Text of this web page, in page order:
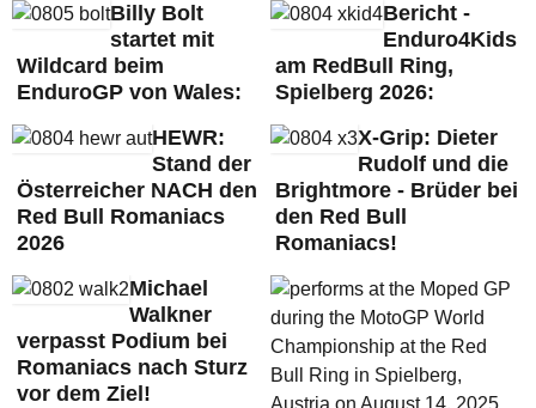
Billy Bolt
startet mit
Wildcard beim
EnduroGP von Wales:
Bericht -
Enduro4Kids
am RedBull Ring,
Spielberg 2026:
HEWR:
Stand der
Österreicher NACH den
Red Bull Romaniacs
2026
X-Grip: Dieter
Rudolf und die
Brightmore - Brüder bei
den Red Bull
Romaniacs!
Michael
Walkner
verpasst Podium bei
Romaniacs nach Sturz
vor dem Ziel!